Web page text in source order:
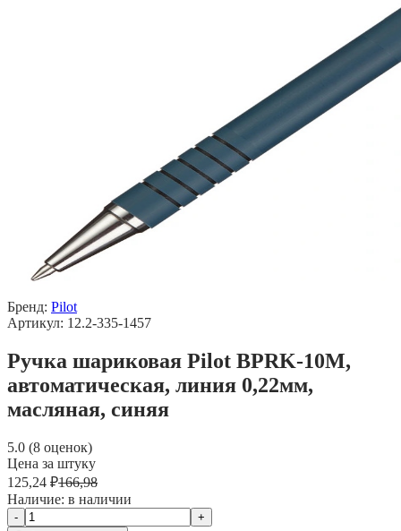
Бренд: Pilot
Артикул: 12.2-335-1457
Ручка шариковая Pilot BPRK-10M,
автоматическая, линия 0,22мм,
масляная, синяя
5.0 (8 оценок)
Цена за штуку
125,24 ₽166,98
Наличие: в наличии
-
+